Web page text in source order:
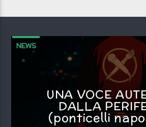
NEWS
UNA VOCE
DALLA
(ponticelli